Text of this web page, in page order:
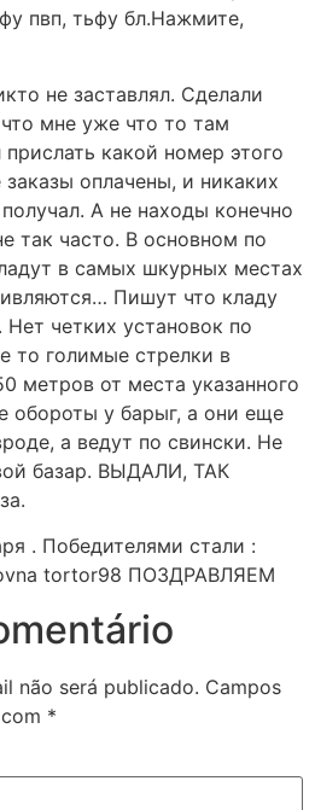
пвп, тьфу бл.Нажмите,
не заставлял. Сделали
мне уже что то там
какой номер этого
заказы оплачены, и никаких
А не находы конечно
так часто. В основном по
в самых шкурных местах
Пишут что кладу
четких установок по
то голимые стрелки в
метров от места указанного
обороты у барыг, а они еще
а ведут по свински. Не
базар. ВЫДАЛИ, ТАК
. Победителями стали :
tortor98 ПОЗДРАВЛЯЕМ
não será publicado. Campos
*